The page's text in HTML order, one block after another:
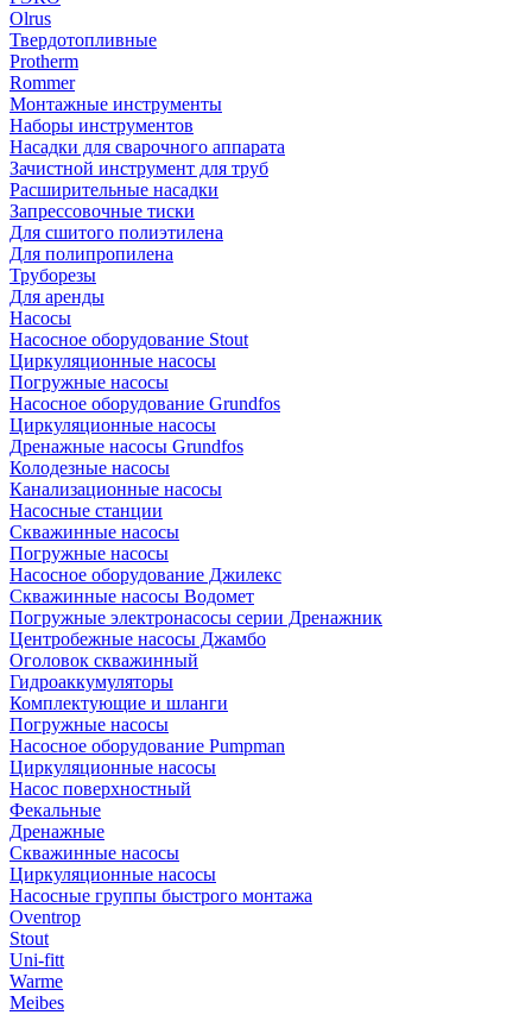
Olrus
Твердотопливные
Protherm
Rommer
Монтажные инструменты
Наборы инструментов
Насадки для сварочного аппарата
Зачистной инструмент для труб
Расширительные насадки
Запрессовочные тиски
Для сшитого полиэтилена
Для полипропилена
Труборезы
Для аренды
Насосы
Насосное оборудование Stout
Циркуляционные насосы
Погружные насосы
Насосное оборудование Grundfos
Циркуляционные насосы
Дренажные насосы Grundfos
Колодезные насосы
Канализационные насосы
Насосные станции
Скважинные насосы
Погружные насосы
Насосное оборудование Джилекс
Скважинные насосы Водомет
Погружные электронасосы серии Дренажник
Центробежные насосы Джамбо
Оголовок скважинный
Гидроаккумуляторы
Комплектующие и шланги
Погружные насосы
Насосное оборудование Pumpman
Циркуляционные насосы
Насос поверхностный
Фекальные
Дренажные
Скважинные насосы
Циркуляционные насосы
Насосные группы быстрого монтажа
Oventrop
Stout
Uni-fitt
Warme
Meibes